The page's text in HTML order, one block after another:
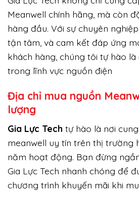
Meanwell chính hãng, mà còn
hàng đầu. Với sự chuyên
tận tâm, và cam kết đáp ứng
khách hàng, chúng tôi tự hào
trong lĩnh vực nguồn điện
Địa chỉ mua nguồn
lượng
Gia Lực Tech tự hào là nơi
meanwell uy tín trên thị trường
năm hoạt động. Bạn đừng
Gia Lực Tech nhanh chóng để
chương trình khuyến mãi khi